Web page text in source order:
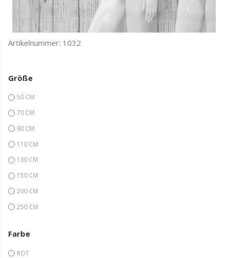
Artikelnummer: 1032
Größe
50 CM
70 CM
90 CM
110 CM
130 CM
150 CM
200 CM
250 CM
Farbe
ROT